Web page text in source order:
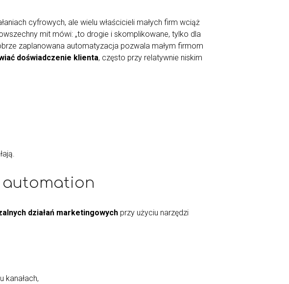
cyfrowych, ale wielu właścicieli małych firm wciąż
mit mówi: „to drogie i skomplikowane, tylko dla
zaplanowana automatyzacja pozwala małym firmom
doświadczenie klienta, często przy relatywnie niskim
automation
działań marketingowych przy użyciu narzędzi
kanałach,